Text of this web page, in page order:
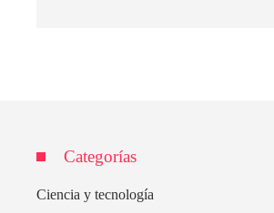
Categorías
Ciencia y tecnología